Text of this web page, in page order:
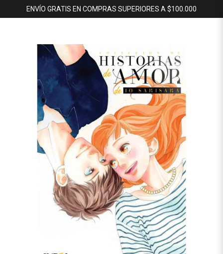
ENVÍO GRATIS EN COMPRAS SUPERIORES A $100.000